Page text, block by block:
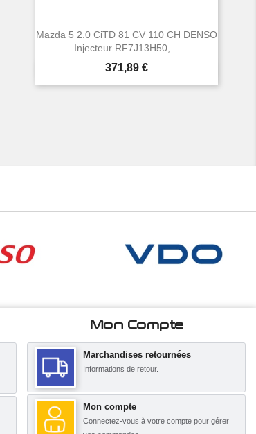
Mazda 5 2.0 CiTD 81 CV 110 CH DENSO
Injecteur RF7J13H50,...
Prix
371,89 €
Aperçu rapide
Mon Compte
Marchandises retournées
Informations de retour.
Mon compte
Connectez-vous à votre compte pour gérer